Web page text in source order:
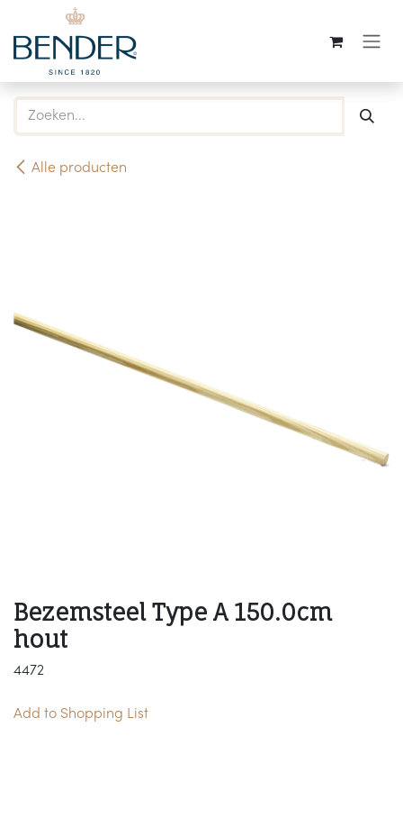
Overslaan naar inhoud
Alle producten
Bezemsteel Type A 150.0cm
hout
4472
Add to Shopping List